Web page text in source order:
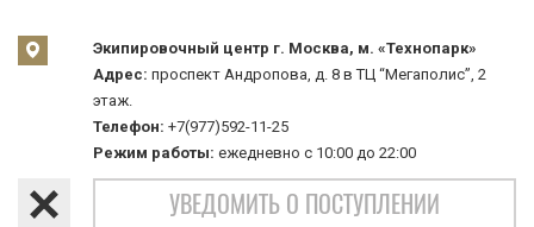
Экипировочный центр г. Москва, м. «Технопарк»
Адрес: проспект Андропова, д. 8 в ТЦ “Мегаполис”, 2
этаж.
Телефон: +7(977)592-11-25
Режим работы: ежедневно с 10:00 до 22:00
УВЕДОМИТЬ О ПОСТУПЛЕНИИ